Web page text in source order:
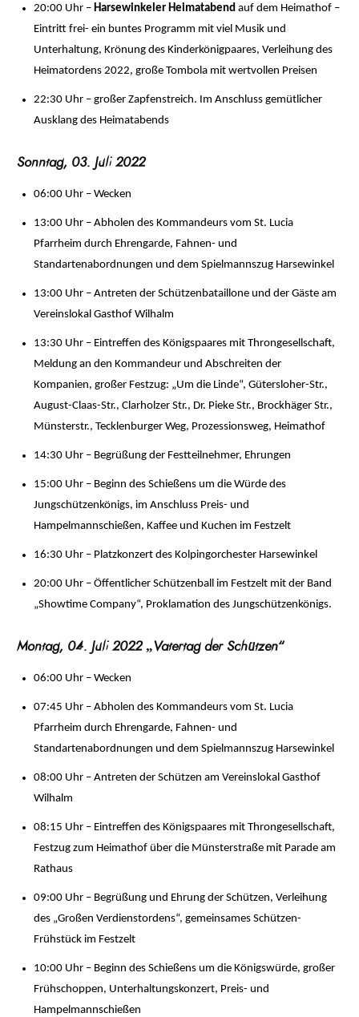
20:00 Uhr – Harsewinkeler Heimatabend auf dem Heimathof –
Eintritt frei- ein buntes Programm mit viel Musik und
Unterhaltung, Krönung des Kinderkönigpaares, Verleihung des
Heimatordens 2022, große Tombola mit wertvollen Preisen
22:30 Uhr – großer Zapfenstreich. Im Anschluss gemütlicher
Ausklang des Heimatabends
Sonntag, 03. Juli 2022
06:00 Uhr – Wecken
13:00 Uhr – Abholen des Kommandeurs vom St. Lucia
Pfarrheim durch Ehrengarde, Fahnen- und
Standartenabordnungen und dem Spielmannszug Harsewinkel
13:00 Uhr – Antreten der Schützenbataillone und der Gäste am
Vereinslokal Gasthof Wilhalm
13:30 Uhr – Eintreffen des Königspaares mit Throngesellschaft,
Meldung an den Kommandeur und Abschreiten der
Kompanien, großer Festzug: „Um die Linde“, Gütersloher-Str.,
August-Claas-Str., Clarholzer Str., Dr. Pieke Str., Brockhäger Str.,
Münsterstr., Tecklenburger Weg, Prozessionsweg, Heimathof
14:30 Uhr – Begrüßung der Festteilnehmer, Ehrungen
15:00 Uhr – Beginn des Schießens um die Würde des
Jungschützenkönigs, im Anschluss Preis- und
Hampelmannschießen, Kaffee und Kuchen im Festzelt
16:30 Uhr – Platzkonzert des Kolpingorchester Harsewinkel
20:00 Uhr – Öffentlicher Schützenball im Festzelt mit der Band
„Showtime Company“, Proklamation des Jungschützenkönigs.
Montag, 04. Juli 2022 „Vatertag der Schützen“
06:00 Uhr – Wecken
07:45 Uhr – Abholen des Kommandeurs vom St. Lucia
Pfarrheim durch Ehrengarde, Fahnen- und
Standartenabordnungen und dem Spielmannszug Harsewinkel
08:00 Uhr – Antreten der Schützen am Vereinslokal Gasthof
Wilhalm
08:15 Uhr – Eintreffen des Königspaares mit Throngesellschaft,
Festzug zum Heimathof über die Münsterstraße mit Parade am
Rathaus
09:00 Uhr – Begrüßung und Ehrung der Schützen, Verleihung
des „Großen Verdienstordens“, gemeinsames Schützen-
Frühstück im Festzelt
10:00 Uhr – Beginn des Schießens um die Königswürde, großer
Frühschoppen, Unterhaltungskonzert, Preis- und
Hampelmannschießen